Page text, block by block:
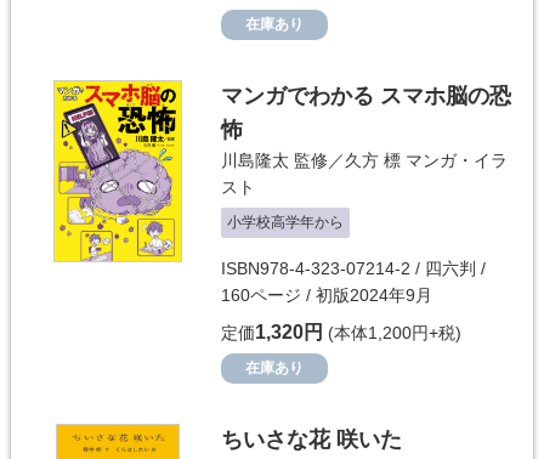
在庫あり
マンガでわかる スマホ脳の恐
怖
川島隆太 監修／久方 標 マンガ・イラ
スト
小学校高学年から
ISBN978-4-323-07214-2 / 四六判 /
160ページ / 初版2024年9月
定価1,320円 (本体1,200円+税)
在庫あり
ちいさな花 咲いた